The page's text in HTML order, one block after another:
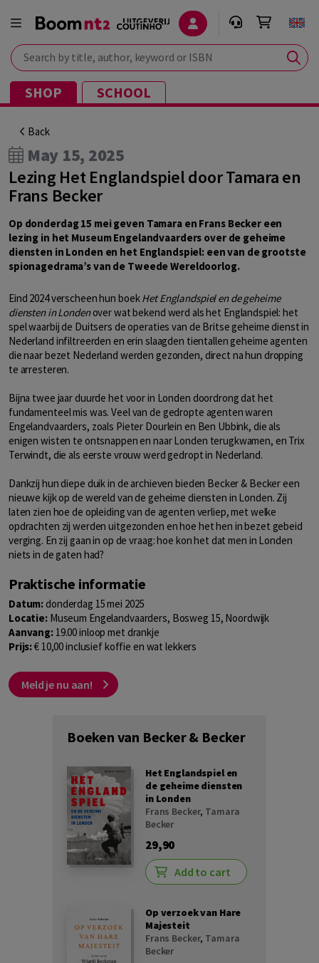
Search by title, author, keyword or ISBN
SHOP SCHOOL
Back
May 15, 2025
Lezing Het Englandspiel door Tamara en
Frans Becker
Op donderdag 15 mei geven Tamara en Frans Becker een
lezing in het Museum Engelandvaarders over de geheime
diensten in Londen en het Englandspiel: een van de grootste
spionagedrama’s van de Tweede Wereldoorlog.
Eind 2024 verscheen hun boekHet Englandspiel en de geheime
diensten in Londenover wat bekend werd als het Englandspiel: het
spel waarbij de Duitsers de operaties van de Britse geheime dienst in
Nederland infiltreerden en erin slaagden tientallen geheime agenten
die naar bezet Nederland werden gezonden, direct na hun dropping
te arresteren.
Bijna twee jaar duurde het voor in Londen doordrong dat het
fundamenteel mis was. Veel van de gedropte agenten waren
Engelandvaarders, zoals Pieter Dourlein en Ben Ubbink, die als
enigen wisten te ontsnappen en naar Londen terugkwamen, en Trix
Terwindt, die als eerste vrouw werd gedropt in Nederland.
Dankzij hun diepe duik in de archieven bieden Becker & Becker een
nieuwe kijk op de wereld van de geheime diensten in Londen. Zij
laten zien hoe de opleiding van de agenten verliep, met welke
opdrachten zij werden uitgezonden en hoe het hen in bezet gebeid
verging. En zij gaan in op de vraag: hoe kon het dat men in Londen
niets in de gaten had?
Praktische informatie
Datum:donderdag 15 mei 2025
Locatie: Museum Engelandvaarders, Bosweg 15, Noordwijk
Aanvang:19.00 inloop met drankje
Prijs:€ 10,00 inclusief koffie en wat lekkers
Meld je nu aan!
Boeken van Becker & Becker
Het Englandspiel en
de geheime diensten
in Londen
Frans Becker, Tamara
Becker
29,90
Add to cart
Op verzoek van Hare
Majesteit
Frans Becker, Tamara
Becker